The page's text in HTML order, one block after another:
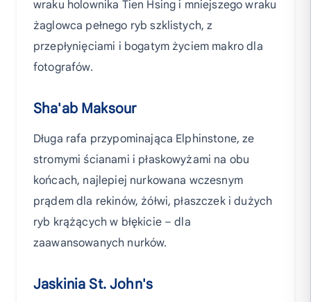
wraku holownika Tien Hsing i mniejszego wraku
żaglowca pełnego ryb szklistych, z
przepłynięciami i bogatym życiem makro dla
fotografów.
Sha'ab Maksour
Długa rafa przypominająca Elphinstone, ze
stromymi ścianami i płaskowyżami na obu
końcach, najlepiej nurkowana wczesnym
prądem dla rekinów, żółwi, płaszczek i dużych
ryb krążących w błękicie – dla
zaawansowanych nurków.
Jaskinia St. John's